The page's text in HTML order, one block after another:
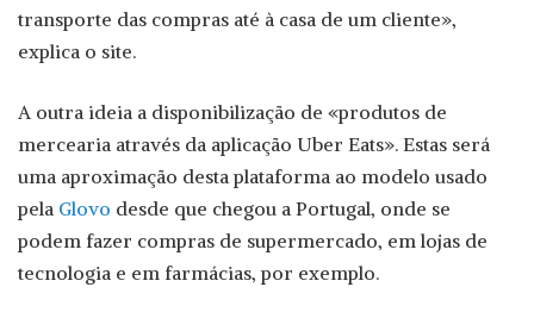
transporte das compras até à casa de um cliente»,
explica o site.
A outra ideia a disponibilização de «produtos de
mercearia através da aplicação Uber Eats». Estas será
uma aproximação desta plataforma ao modelo usado
pela Glovo desde que chegou a Portugal, onde se
podem fazer compras de supermercado, em lojas de
tecnologia e em farmácias, por exemplo.